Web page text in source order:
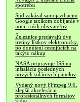
spotrebu
Súd zakázal samojazdiacim
Google taxíkom dobíjanie v
noci, rušili obyvateľov
Železnice predávajú dve
tretiny lístkov elektronicky,
po donútení cestujúcich na
takýto nákup
NASA pripravuje ISS na
inštaláciu posledných
nových solárnych panelov
Vydaný nový FFmpeg 9.0,
zlepšil akceleráciu
profesionálnych formátov